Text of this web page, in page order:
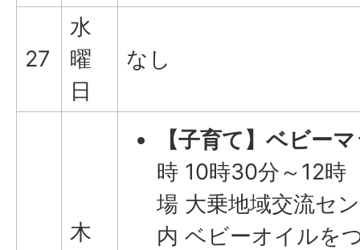
27
水
曜
日
なし
木
【子育て】ベビー
時 10時30分～12時
場 大乗地域交流セ
内 ベビーオイルを